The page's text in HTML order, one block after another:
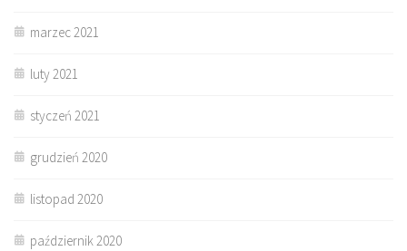
marzec 2021
luty 2021
styczeń 2021
grudzień 2020
listopad 2020
październik 2020